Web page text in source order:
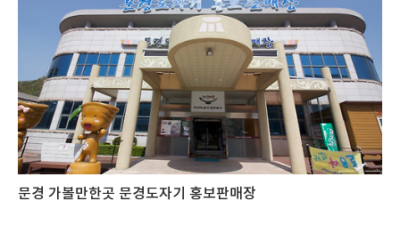
문경 가볼만한곳 문경도자기 홍보판매장